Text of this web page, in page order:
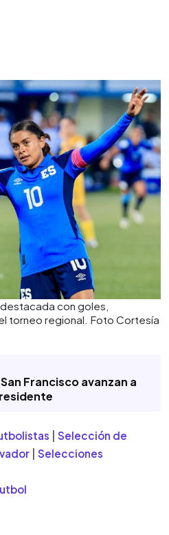
con goles,
torneo regional. Foto Cortesía
Francisco avanzan a
Selección de
Selecciones